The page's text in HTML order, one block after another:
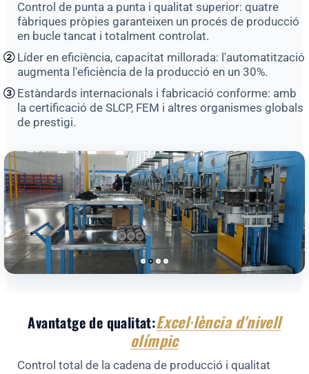
Control de punta a punta i qualitat superior: quatre
fàbriques pròpies garanteixen un procés de producció
en bucle tancat i totalment controlat.
② Líder en eficiència, capacitat millorada: l'automatització
augmenta l'eficiència de la producció en un 30%.
③ Estàndards internacionals i fabricació conforme: amb
la certificació de SLCP, FEM i altres organismes globals
de prestigi.
Avantatge de qualitat:Excel·lència d'nivell
olímpic
Control total de la cadena de producció i qualitat